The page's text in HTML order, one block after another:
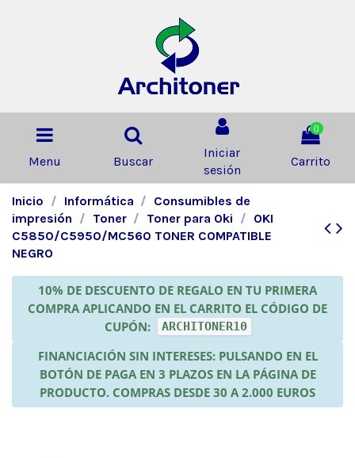
Menu Buscar
Iniciar
sesión
0
Carrito
Inicio Informática
Consumibles de
impresión
Toner Toner para Oki
OKI
C5850/C5950/MC560 TONER COMPATIBLE
NEGRO
10% DE DESCUENTO DE REGALO EN TU PRIMERA
COMPRA APLICANDO EN EL CARRITO EL CÓDIGO DE
CUPÓN:
ARCHITONER10
FINANCIACIÓN SIN INTERESES: PULSANDO EN EL
BOTÓN DE PAGA EN 3 PLAZOS EN LA PÁGINA DE
PRODUCTO. COMPRAS DESDE 30 A 2.000 EUROS